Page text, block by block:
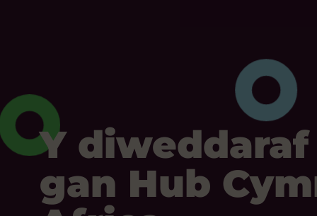
Y diweddaraf
gan Hub